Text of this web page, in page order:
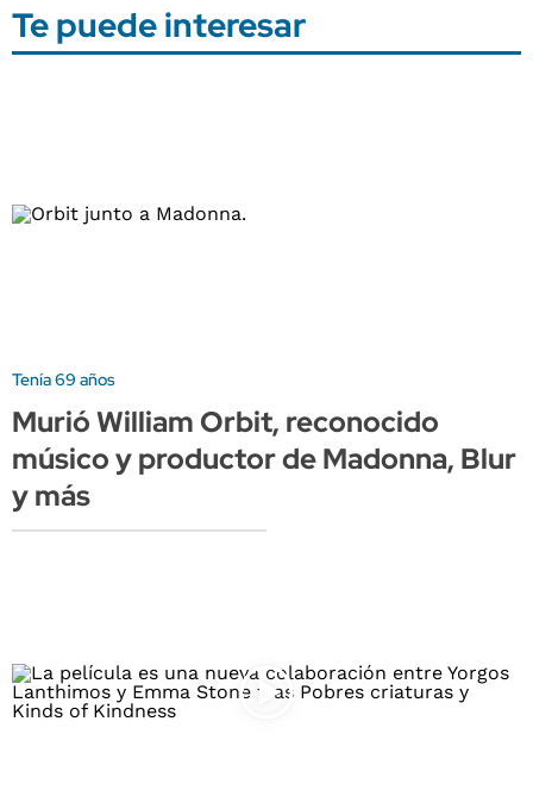
Te puede interesar
Tenía 69 años
Murió William Orbit, reconocido
músico y productor de Madonna, Blur
y más